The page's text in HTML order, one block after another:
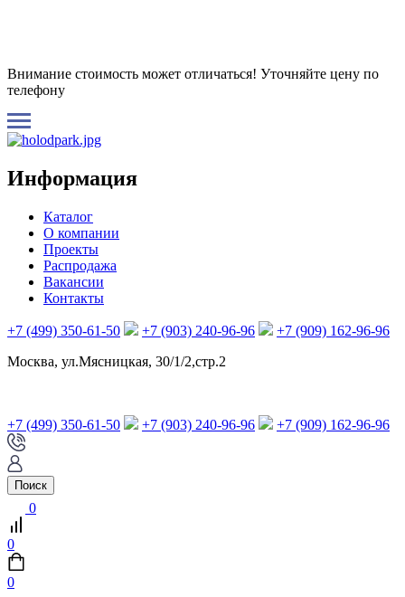
Внимание стоимость может отличаться! Уточняйте цену по
телефону
Информация
Каталог
О компании
Проекты
Распродажа
Вакансии
Контакты
+7 (499) 350-61-50 +7 (903) 240-96-96
+7 (909) 162-96-96
Москва, ул.Мясницкая, 30/1/2,стр.2
+7 (499) 350-61-50 +7 (903) 240-96-96 +7 (909) 162-96-96
Поиск
0
0
0